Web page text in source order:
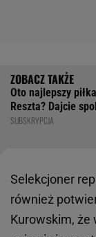
Oto najlepszy
Reszta? Dajcie
SUBSKRYPCJA
Selekcjoner
również
Kurowskim, że